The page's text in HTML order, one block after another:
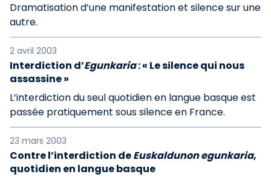
Dramatisation d’une manifestation et silence sur une
autre.
2 avril 2003
Interdiction d’Egunkaria: « Le silence qui nous
assassine »
L’interdiction du seul quotidien en langue basque est
passée pratiquement sous silence en France.
23 mars 2003
Contre l’interdiction deEuskaldunon egunkaria,
quotidien en langue basque